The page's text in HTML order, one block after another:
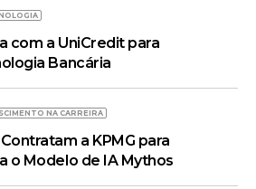
com a UniCredit para
Bancária
NA CARREIRA
a KPMG para
o Modelo de IA Mythos